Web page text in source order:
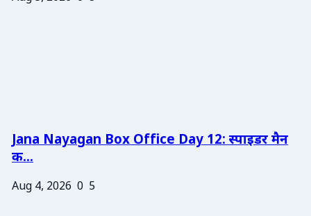
Jana Nayagan Box Office Day 12: स्पाइडर मैन
क...
Aug 4, 2026 0 5